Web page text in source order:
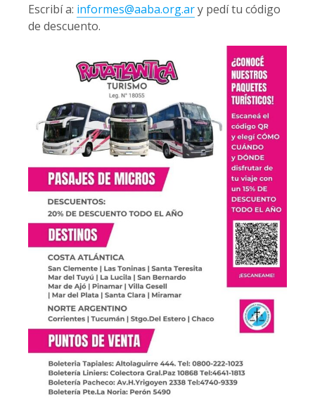
Escribí a: informes@aaba.org.ary pedí tu código
de descuento.